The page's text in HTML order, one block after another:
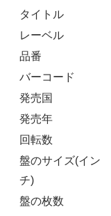
タイトル
レーベル
品番
バーコード
発売国
発売年
回転数
盤のサイズ(イン
チ)
盤の枚数